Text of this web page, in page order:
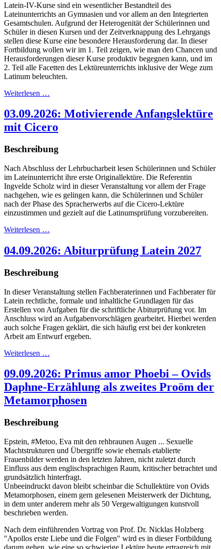
Latein-IV-Kurse sind ein wesentlicher Bestandteil des
Lateinunterrichts an Gymnasien und vor allem an den Integrierten
Gesamtschulen. Aufgrund der Heterogenität der Schülerinnen und
Schüler in diesen Kursen und der Zeitverknappung des Lehrgangs
stellen diese Kurse eine besondere Herausforderung dar. In dieser
Fortbildung wollen wir im 1. Teil zeigen, wie man den Chancen und
Herausforderungen dieser Kurse produktiv begegnen kann, und im
2. Teil alle Facetten des Lektüreunterrichts inklusive der Wege zum
Latinum beleuchten.
Weiterlesen …
03.09.2026: Motivierende Anfangslektüre
mit Cicero
Beschreibung
Nach Abschluss der Lehrbucharbeit lesen Schülerinnen und Schüler
im Lateinunterricht ihre erste Originallektüre. Die Referentin
Ingvelde Scholz wird in dieser Veranstaltung vor allem der Frage
nachgehen, wie es gelingen kann, die Schülerinnen und Schüler
nach der Phase des Spracherwerbs auf die Cicero-Lektüre
einzustimmen und gezielt auf die Latinumsprüfung vorzubereiten.
Weiterlesen …
04.09.2026: Abiturprüfung Latein 2027
Beschreibung
In dieser Veranstaltung stellen Fachberaterinnen und Fachberater für
Latein rechtliche, formale und inhaltliche Grundlagen für das
Erstellen von Aufgaben für die schriftliche Abiturprüfung vor. Im
Anschluss wird an Aufgabenvorschlägen gearbeitet. Hierbei werden
auch solche Fragen geklärt, die sich häufig erst bei der konkreten
Arbeit am Entwurf ergeben.
Weiterlesen …
09.09.2026: Primus amor Phoebi – Ovids
Daphne-Erzählung als zweites Proöm der
Metamorphosen
Beschreibung
Epstein, #Metoo, Eva mit den rehbraunen Augen ... Sexuelle
Machtstrukturen und Übergriffe sowie ehemals etablierte
Frauenbilder werden in den letzten Jahren, nicht zuletzt durch
Einfluss aus dem englischsprachigen Raum, kritischer betrachtet und
grundsätzlich hinterfragt.
Unbeeindruckt davon bleibt scheinbar die Schullektüre von Ovids
Metamorphosen, einem gern gelesenen Meisterwerk der Dichtung,
in dem unter anderem mehr als 50 Vergewaltigungen kunstvoll
beschrieben werden.
Nach dem einführenden Vortrag von Prof. Dr. Nicklas Holzberg
"Apollos erste Liebe und die Folgen" wird es in dieser Fortbildung
darum gehen, wie eine so schwierige Lektüre heute ertragreich mit